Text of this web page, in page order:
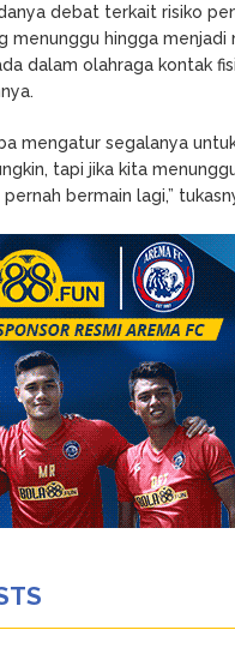
debat terkait risiko
menunggu hingga menjadi
dalam olahraga kontak
mengatur segalanya
tapi jika kita
bermain lagi,”